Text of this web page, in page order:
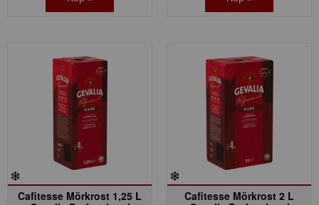
Cafitesse Mörkrost 1,25 L
Cafitesse Mörkrost 2 L